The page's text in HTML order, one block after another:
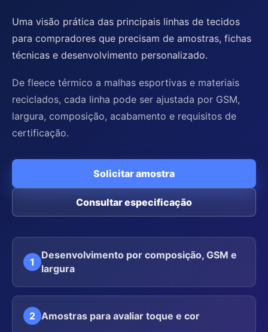
Uma visão prática das principais linhas de tecidos
para compradores que precisam de amostras, fichas
técnicas e desenvolvimento personalizado.
De fleece térmico a malhas esportivas e materiais
reciclados, cada linha pode ser ajustada por GSM,
largura, composição, acabamento e requisitos de
certificação.
Solicitar amostra
Consultar especificação
1
Desenvolvimento por composição, GSM e
largura
2 Amostras para avaliar toque e cor